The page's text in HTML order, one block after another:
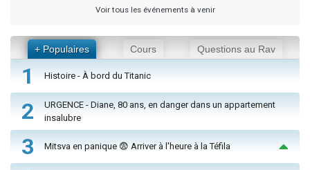
Voir tous les événements à venir
+ Populaires Cours Questions au Rav
1 Histoire - À bord du Titanic
2
URGENCE - Diane, 80 ans, en danger dans un appartement
insalubre
3 Mitsva en panique 😨 Arriver à l'heure à la Téfila